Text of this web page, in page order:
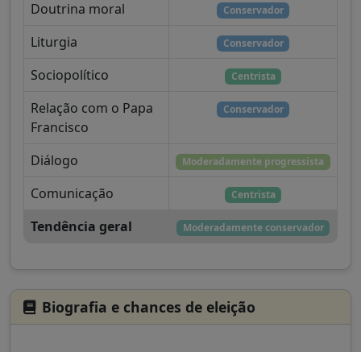
Doutrina moral
Conservador
Liturgia Conservador
Sociopolítico Centrista
Relação com o Papa
Francisco
Conservador
Diálogo Moderadamente progressista
Comunicação Centrista
Tendência geral Moderadamente conservador
Biografia e chances de eleição